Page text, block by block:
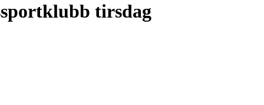
tirsdag